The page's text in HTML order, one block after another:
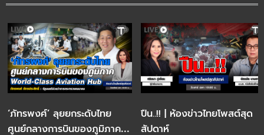
‘ภัทรพงศ์’ ลุยยกระดับไทย
ศูนย์กลางการบินของภูมิภาค
ปืน..!! | ห้องข่าวไทยโพสต์สุด
สัปดาห์